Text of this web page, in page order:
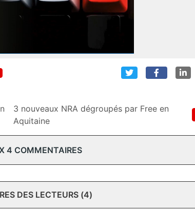
3 nouveaux NRA dégroupés par Free en
Aquitaine
4 COMMENTAIRES
DES LECTEURS (4)